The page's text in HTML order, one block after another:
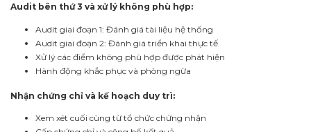
Audit bên thứ 3 và xử lý không phù hợp:
Audit giai đoạn 1: Đánh giá tài liệu hệ thống
Audit giai đoạn 2: Đánh giá triển khai thực tế
Xử lý các điểm không phù hợp được phát hiện
Hành động khắc phục và phòng ngừa
Nhận chứng chỉ và kế hoạch duy trì:
Xem xét cuối cùng từ tổ chức chứng nhận